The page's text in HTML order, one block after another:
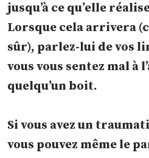
jusqu’à ce qu’elle
Lorsque cela arrivera
sûr), parlez-lui de vos
vous vous sentez mal à
quelqu’un boit.
Si vous avez un
vous pouvez même le